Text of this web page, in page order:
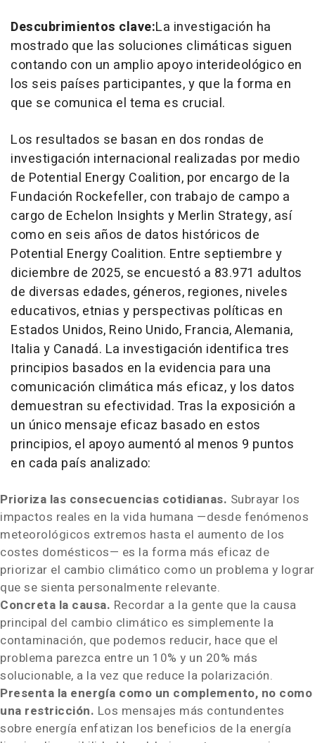
Descubrimientos clave:La investigación ha
mostrado que las soluciones climáticas siguen
contando con un amplio apoyo interideológico en
los seis países participantes, y que la forma en
que se comunica el tema es crucial.
Los resultados se basan en dos rondas de
investigación internacional realizadas por medio
de Potential Energy Coalition, por encargo de la
Fundación Rockefeller, con trabajo de campo a
cargo de Echelon Insights y Merlin Strategy, así
como en seis años de datos históricos de
Potential Energy Coalition. Entre septiembre y
diciembre de 2025, se encuestó a 83.971 adultos
de diversas edades, géneros, regiones, niveles
educativos, etnias y perspectivas políticas en
Estados Unidos, Reino Unido, Francia, Alemania,
Italia y Canadá. La investigación identifica tres
principios basados en la evidencia para una
comunicación climática más eficaz, y los datos
demuestran su efectividad. Tras la exposición a
un único mensaje eficaz basado en estos
principios, el apoyo aumentó al menos 9 puntos
en cada país analizado:
Prioriza las consecuencias cotidianas. Subrayar los
impactos reales en la vida humana —desde fenómenos
meteorológicos extremos hasta el aumento de los
costes domésticos— es la forma más eficaz de
priorizar el cambio climático como un problema y lograr
que se sienta personalmente relevante.
Concreta la causa. Recordar a la gente que la causa
principal del cambio climático es simplemente la
contaminación, que podemos reducir, hace que el
problema parezca entre un 10% y un 20% más
solucionable, a la vez que reduce la polarización.
Presenta la energía como un complemento, no como
una restricción. Los mensajes más contundentes
sobre energía enfatizan los beneficios de la energía